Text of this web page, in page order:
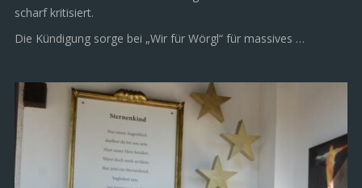
scharf kritisiert.
Die Kündigung sorge bei „Wir für Wörgl“ für massives …